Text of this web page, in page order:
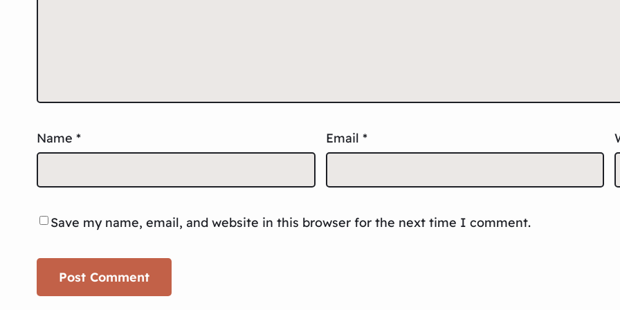
Name * Email *
Save my name, email, and website in this browser for the next time I comment.